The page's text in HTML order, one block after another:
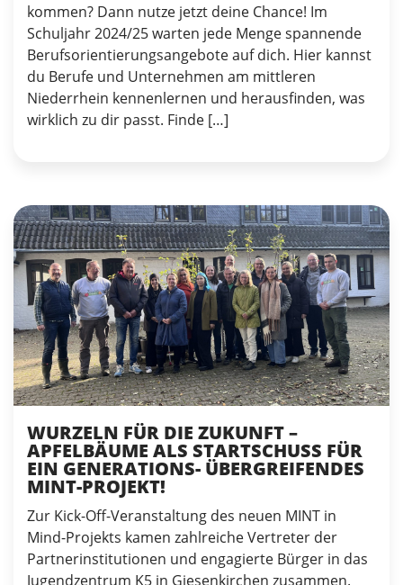
kommen? Dann nutze jetzt deine Chance! Im
Schuljahr 2024/25 warten jede Menge spannende
Berufsorientierungsangebote auf dich. Hier kannst
du Berufe und Unternehmen am mittleren
Niederrhein kennenlernen und herausfinden, was
wirklich zu dir passt. Finde […]
WURZELN FÜR DIE ZUKUNFT –
APFELBÄUME ALS STARTSCHUSS FÜR
EIN GENERATIONS- ÜBERGREIFENDES
MINT-PROJEKT!
Zur Kick-Off-Veranstaltung des neuen MINT in
Mind-Projekts kamen zahlreiche Vertreter der
Partnerinstitutionen und engagierte Bürger in das
Jugendzentrum K5 in Giesenkirchen zusammen.